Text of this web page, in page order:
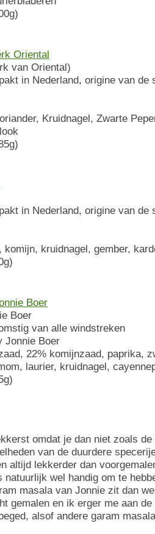
van Oriental)
in Nederland, origine van de
Kruidnagel, Zwarte
in Nederland, origine van de
komijn, kruidnagel, gember,
Boer
van alle windstreken
Jonnie Boer
22% komijnzaad, paprika,
laurier, kruidnagel,
omdat je dan niet zoals
van de duurdere
altijd lekkerder dan
wel handig om te
masala van Jonnie zit dan
gemalen en ik erger me aan
alsof andere garam